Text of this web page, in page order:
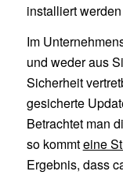
installiert
Im
und weder aus
Sicherheit
gesicherte
Betrachtet man
so kommteine
Ergebnis, dass